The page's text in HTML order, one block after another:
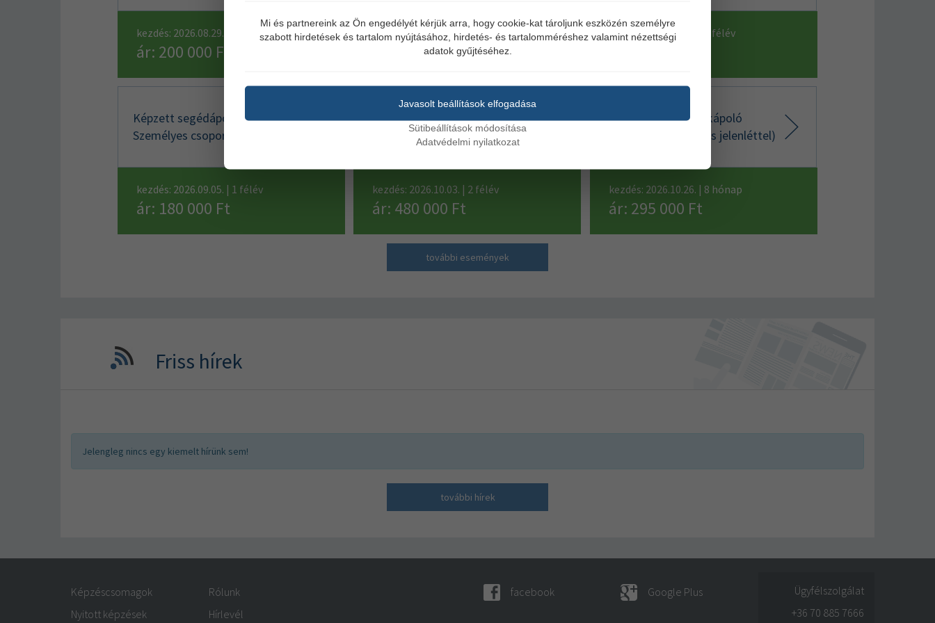
kezdés: 2026.08.29. | 1 félév
ár: 200 000 Ft
kezdés: 2026.10.03. | 1 nap
ár: 29 500 Ft
kezdés: 2026.08.29. | 2 félév
Képzett segédápoló 09133007 |
Személyes csoport Budapesten
kezdés: 2026.09.05. | 1 félév
ár: 180 000 Ft
Epidemiológiai szakápoló
09135014 | Online és személyes
jelenléttel.
kezdés: 2026.10.03. | 2 félév
ár: 480 000 Ft
Felnőtt intenzív szakápoló
09135003 (Személyes jelenléttel)
kezdés: 2026.10.26. | 8 hónap
ár: 295 000 Ft
további események
Friss hírek
Jelengleg nincs egy kiemelt hírünk sem!
további hírek
Képzéscsomagok
Nyitott képzések
Rólunk
Hírlevél
facebook Google Plus
Ügyfélszolgálat
+36 70 885 7666
Mi és partnereink az Ön engedélyét kérjük arra, hogy cookie-kat tároljunk eszközén személyre
szabott hirdetések és tartalom nyújtásához, hirdetés- és tartalomméréshez valamint nézettségi
adatok gyűjtéséhez.
Javasolt beállítások elfogadása
Sütibeállítások módosítása
Adatvédelmi nyilatkozat